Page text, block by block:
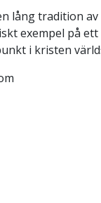
lång tradition
exempel på
i kristen